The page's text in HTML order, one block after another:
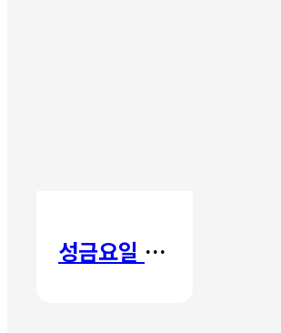
성금요일 칸타타